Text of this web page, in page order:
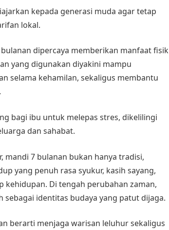
kepada generasi muda agar tetap
lokal.
dipercaya memberikan manfaat fisik
yang digunakan diyakini mampu
selama kehamilan, sekaligus membantu
bagi ibu untuk melepas stres, dikelilingi
dan sahabat.
mandi 7 bulanan bukan hanya tradisi,
yang penuh rasa syukur, kasih sayang,
kehidupan. Di tengah perubahan zaman,
identitas budaya yang patut dijaga.
berarti menjaga warisan leluhur sekaligus